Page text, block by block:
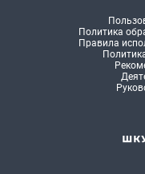
Политика
Правила